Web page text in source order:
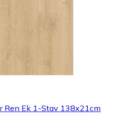
Ren Ek 1-Stav 138x21cm